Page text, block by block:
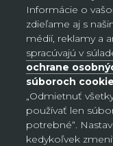
Informácie o
zdieľame aj s
médií, reklamy a
spracúvajú v
ochrane
súboroch cookie
„Odmietnuť
používať len
potrebné“.
kedykoľvek